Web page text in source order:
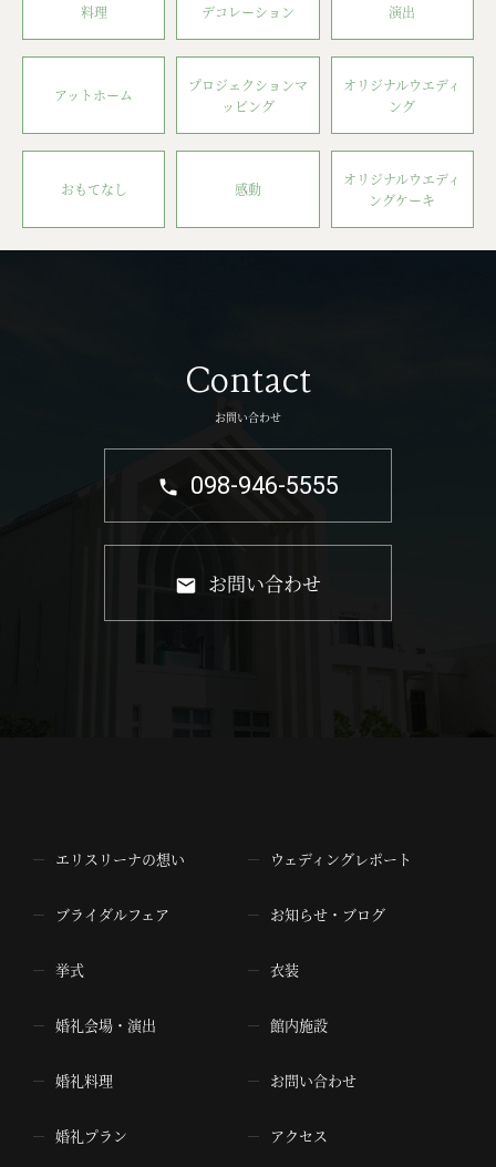
料理 デコレーション 演出
アットホーム
プロジェクションマ
ッピング
オリジナルウエディ
ング
おもてなし 感動
オリジナルウエディ
ングケーキ
Contact
お問い合わせ
098-946-5555
お問い合わせ
エリスリーナの想い
ブライダルフェア
挙式
婚礼会場・演出
婚礼料理
婚礼プラン
ウェディングレポート
お知らせ・ブログ
衣装
館内施設
お問い合わせ
アクセス